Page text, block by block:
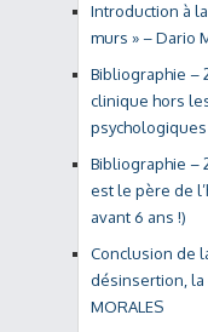
Introduction à
murs » – Dario
Bibliographie –
clinique hors
Bibliographie –
est le père de
avant 6 ans !)
Conclusion de
désinsertion,
MORALES